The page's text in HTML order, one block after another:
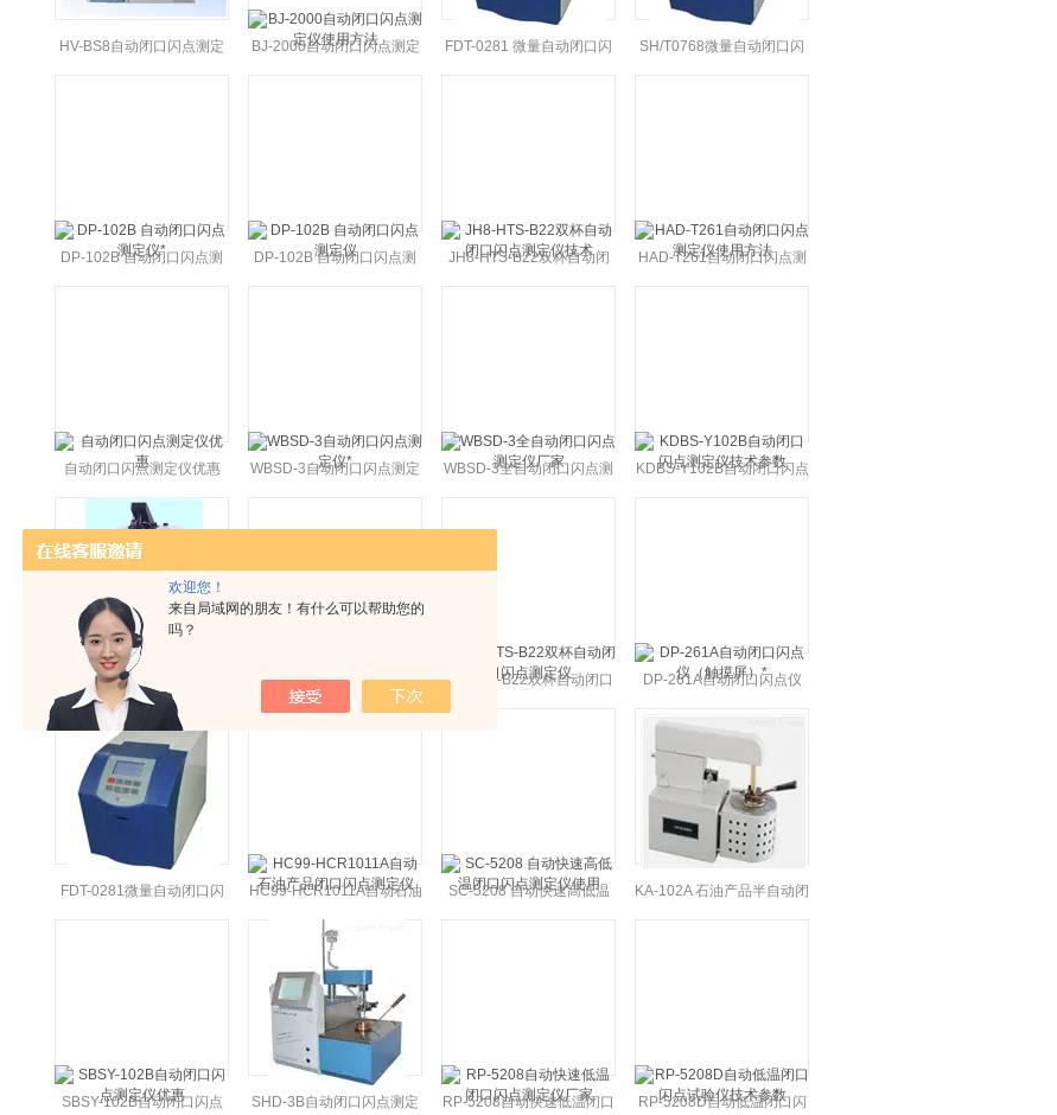
欢迎您！
来自局域网的朋友！有什么可以帮助您的
吗？
HV-BS8自动闭口闪点测定
BJ-2000自动闭口闪点测定
FDT-0281 微量自动闭口闪
SH/T0768微量自动闭口闪
DP-102B 自动闭口闪点测
DP-102B 自动闭口闪点测
JH8-HTS-B22双杯自动闭
HAD-T261自动闭口闪点测
自动闭口闪点测定仪优惠
WBSD-3自动闭口闪点测定
WBSD-3全自动闭口闪点测
KDBS-Y102B自动闭口闪点
DS-IISB自动闭口闪点测定
仪使用方法
MG6210型自动闭口闪点测
定仪定制
DP-HTS-B22双杯自动闭口
DP-261A自动闭口闪点仪
FDT-0281微量自动闭口闪
HC99-HCR1011A自动石油
产品闭口闪点测定仪
SC-5208 自动快速高低温
KA-102A 石油产品半自动闭
SBSY-102B自动闭口闪点
SHD-3B自动闭口闪点测定
RP-5208自动快速低温闭口
RP-5208D自动低温闭口闪